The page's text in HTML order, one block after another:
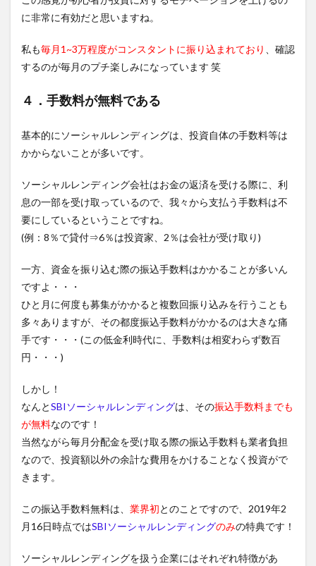
に非常に有効だと思いますね。
私も毎月1~3万程度がコンスタントに振り込まれており
、確認
するのが毎月のプチ楽しみになっています 笑
４．手数料が無料である
基本的にソーシャルレンディングは、投資自体の手数料等は
かからないことが多いです。
ソーシャルレンディング会社はお金の返済を受ける際に、利
息の一部を受け取っているので、我々から支払う手数料は不
要にしているということですね。
(例：8％で貸付⇒6％は投資家、2％は会社が受け取り)
一方、資金を振り込む際の振込手数料はかかることが多いん
ですよ・・・
ひと月に何度も募集がかかると複数回振り込みを行うことも
多々ありますが、その都度振込手数料がかかるのは大きな痛
手です・・・(この低金利時代に、手数料は相変わらず数百
円・・・)
しかし！
なんとSBIソーシャルレンディングは、その振込手数料までも
が無料なのです！
当然ながら毎月分配金を受け取る際の振込手数料も業者負担
なので、投資額以外の余計な費用をかけることなく投資がで
きます。
この振込手数料無料は、 業界初とのことですので、2019年2
月16日時点ではSBIソーシャルレンディングのみの特典です！
ソーシャルレンディングを扱う企業にはそれぞれ特徴があ